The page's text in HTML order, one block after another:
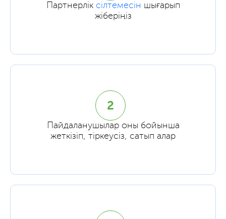
Партнерлік сілтемесін шығарып
жіберіңіз
2
Пайдаланушылар оны бойынша
жеткізіп, тіркеусіз, сатып алар